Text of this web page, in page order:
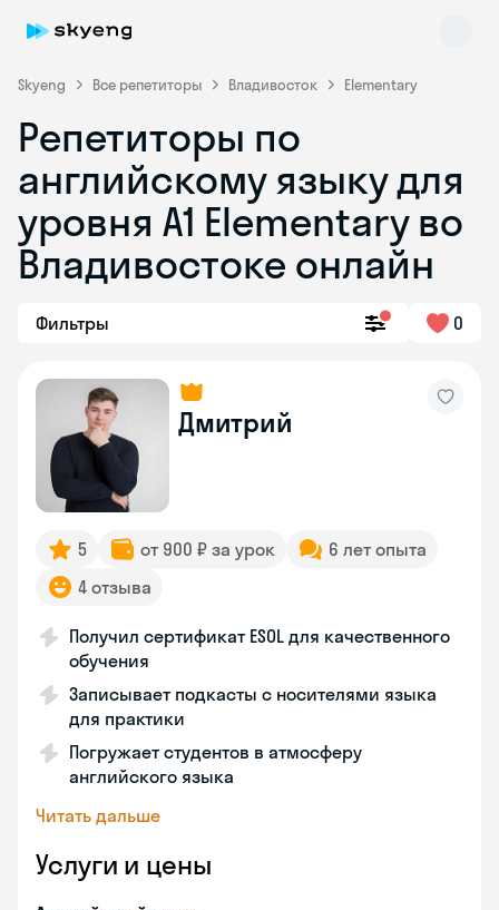
Skyeng Все репетиторы Владивосток Elementary
Репетиторы по
английскому языку для
уровня A1 Elementary во
Владивостоке онлайн
Фильтры 0
Дмитрий
5 от 900 ₽ за урок
6 лет опыта
4 отзыва
Получил сертификат ESOL для качественного
обучения
Записывает подкасты с носителями языка
для практики
Погружает студентов в атмосферу
английского языка
Читать дальше
Услуги и цены
Skyeng Chat